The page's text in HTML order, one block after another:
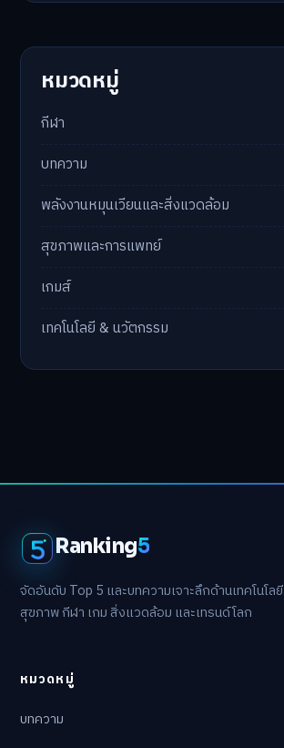
หมวดหมู่
กีฬา
บทความ
พลังงานหมุนเวียนและสิ่งแวดล้อม
สุขภาพและการแพทย์
เกมส์
เทคโนโลยี & นวัตกรรม
Ranking5
จัดอันดับ Top 5 และบทความเจาะลึกด้านเทคโนโลยี
สุขภาพ กีฬา เกม สิ่งแวดล้อม และเทรนด์โลก
หมวดหมู่
บทความ